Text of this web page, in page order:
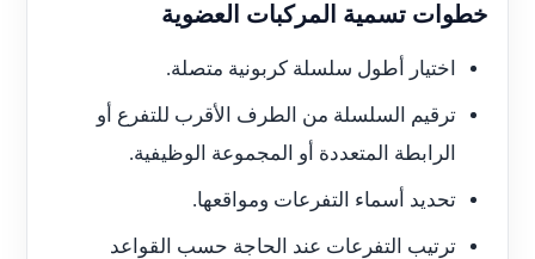
خطوات تسمية المركبات العضوية
اختيار أطول سلسلة كربونية متصلة.
ترقيم السلسلة من الطرف الأقرب للتفرع أو
الرابطة المتعددة أو المجموعة الوظيفية.
تحديد أسماء التفرعات ومواقعها.
ترتيب التفرعات عند الحاجة حسب القواعد